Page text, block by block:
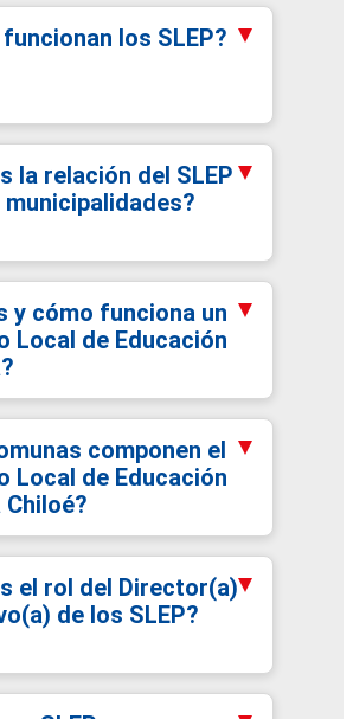
los SLEP?
la relación del SLEP
municipalidades?
y cómo funciona un
Local de Educación
componen el
Local de Educación
Chiloé?
el rol del Director(a)
de los SLEP?